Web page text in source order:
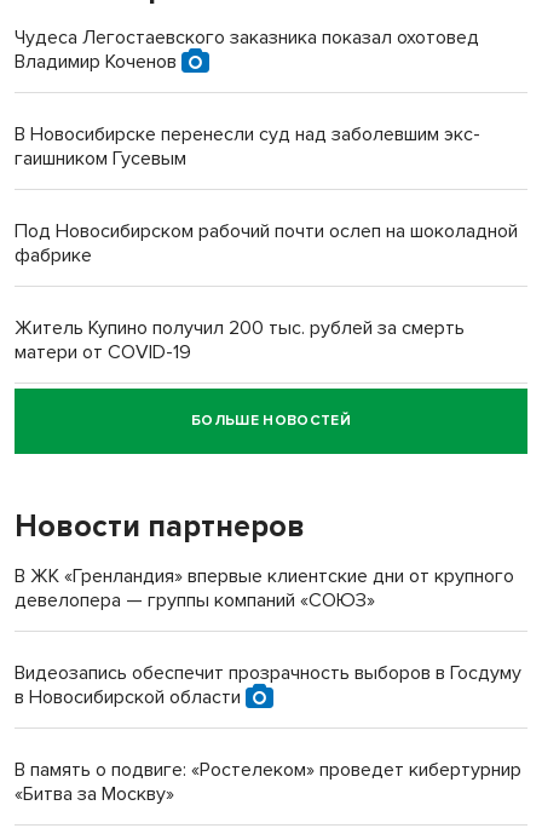
Чудеса Легостаевского заказника показал охотовед
Владимир Коченов
В Новосибирске перенесли суд над заболевшим экс-
гаишником Гусевым
Под Новосибирском рабочий почти ослеп на шоколадной
фабрике
Житель Купино получил 200 тыс. рублей за смерть
матери от COVID-19
Новосибирский суд наказал водителя за смерть
пенсионерки на вокзале
«Мы живём на пастбище!»: в новосибирском селе лошади
терроризируют жителей
Инвалид получил условный срок за избиение врачей
Новосибирский преподаватель с женой вошли в топ-16
Обновлённое отделение ВТБ открылось в Искитиме
БОЛЬШЕ НОВОСТЕЙ
Новости партнеров
В ЖК «Гренландия» впервые клиентские дни от крупного
девелопера — группы компаний «СОЮЗ»
Видеозапись обеспечит прозрачность выборов в Госдуму
в Новосибирской области
В память о подвиге: «Ростелеком» проведет кибертурнир
«Битва за Москву»